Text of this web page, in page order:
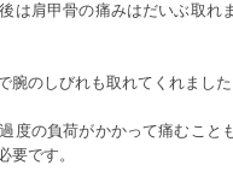
は肩甲骨の痛みはだいぶ取れ
のしびれも取れてくれました
度の負荷がかかって痛むこと
要です。